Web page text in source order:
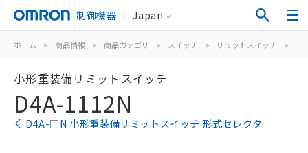
制御機器 Japan
ホーム > 商品情報 > 商品カテゴリ > スイッチ > リミットスイッチ >
小形重装備リミットスイッチ
D4A-1112N
D4A-□N 小形重装備リミットスイッチ 形式セレクタ